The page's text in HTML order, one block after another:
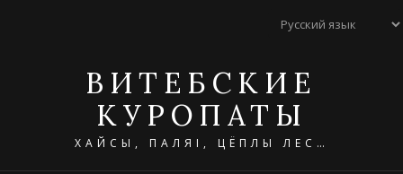
ВИТЕБСКИЕ
КУРОПАТЫ
ХАЙСЫ, ПАЛЯІ, ЦЁПЛЫ ЛЕС…